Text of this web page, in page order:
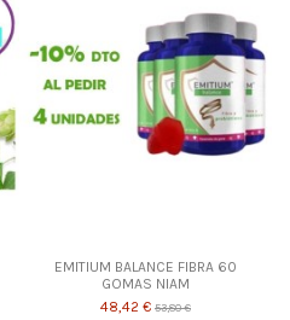
EMITIUM BALANCE FIBRA 60
GOMAS NIAM
48,42 € 53,80 €